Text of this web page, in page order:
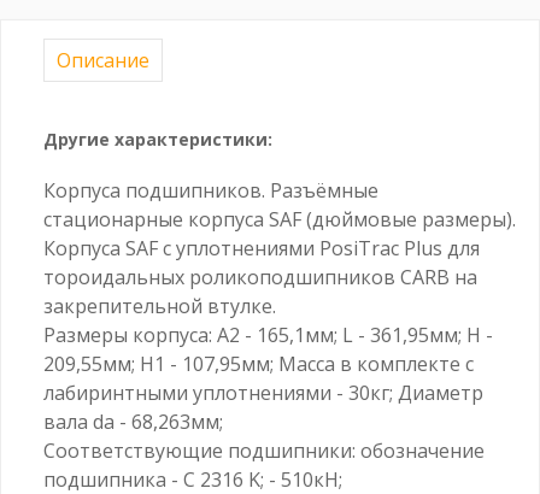
Описание
Другие характеристики:
Корпуса подшипников. Разъёмные
стационарные корпуса SAF (дюймовые размеры).
Корпуса SAF с уплотнениями PosiTrac Plus для
тороидальных роликоподшипников CARB на
закрепительной втулке.
Размеры корпуса: A2 - 165,1мм; L - 361,95мм; H -
209,55мм; H1 - 107,95мм; Масса в комплекте с
лабиринтными уплотнениями - 30кг; Диаметр
вала da - 68,263мм;
Соответствующие подшипники: обозначение
подшипника - C 2316 K; - 510кН;